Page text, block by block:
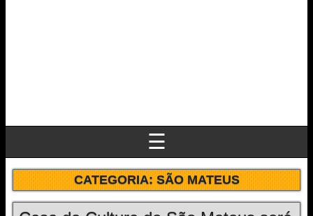
☰
CATEGORIA:SÃO MATEUS